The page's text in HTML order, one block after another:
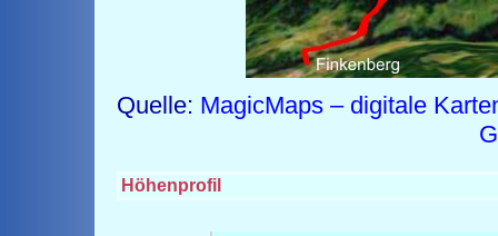
Quelle: MagicMaps – digitale
Höhenprofil